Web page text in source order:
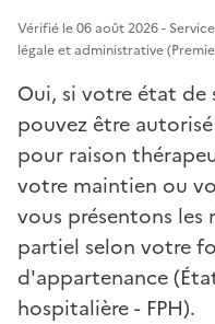
Vérifié le 06 août 2026 -
légale et administrative
Oui, si votre état de
pouvez être
pour raison
votre maintien ou
vous présentons les
partiel selon votre
d'appartenance
hospitalière - FPH).